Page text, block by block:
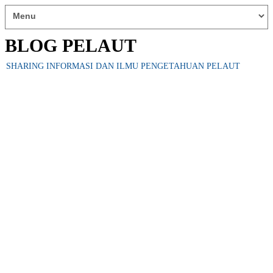
BLOG PELAUT
SHARING INFORMASI DAN ILMU PENGETAHUAN PELAUT